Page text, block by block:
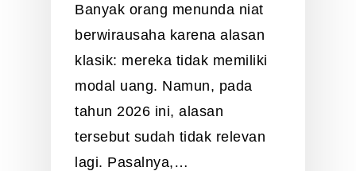
Banyak orang menunda niat
berwirausaha karena alasan
klasik: mereka tidak memiliki
modal uang. Namun, pada
tahun 2026 ini, alasan
tersebut sudah tidak relevan
lagi. Pasalnya,…